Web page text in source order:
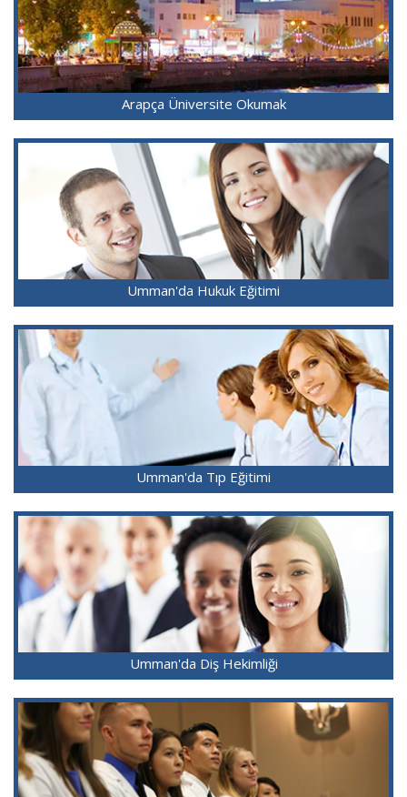
Arapça Üniversite Okumak
Umman'da Hukuk Eğitimi
Umman'da Tıp Eğitimi
Umman'da Diş Hekimliği